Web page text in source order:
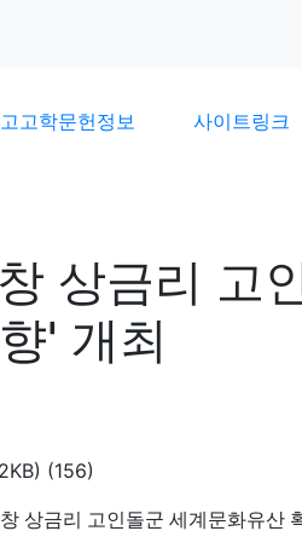
고고학문헌정보 사이트링크
상금리 고
' 개최
(156)
상금리 고인돌군 세계문화유산